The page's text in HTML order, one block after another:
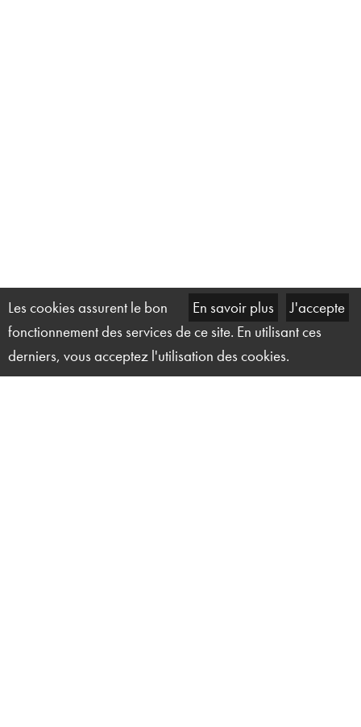
En savoir plus J'accepte
Les cookies assurent le bon
fonctionnement des services de ce site. En utilisant ces
derniers, vous acceptez l'utilisation des cookies.